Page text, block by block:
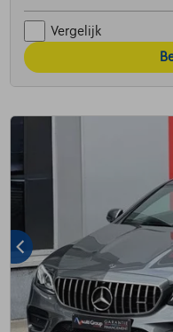
Vergelijk